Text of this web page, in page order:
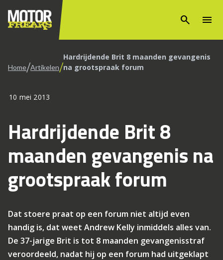
search menu
Home/Artikelen/Hardrijdende Brit 8 maanden gevangenis
na grootspraak forum
10 mei 2013
Hardrijdende Brit 8
maanden gevangenis na
grootspraak forum
Dat stoere praat op een forum niet altijd even
handig is, dat weet Andrew Kelly inmiddels alles van.
De 37-jarige Brit is tot 8 maanden gevangenisstraf
veroordeeld, nadat hij op een forum had uitgeklapt